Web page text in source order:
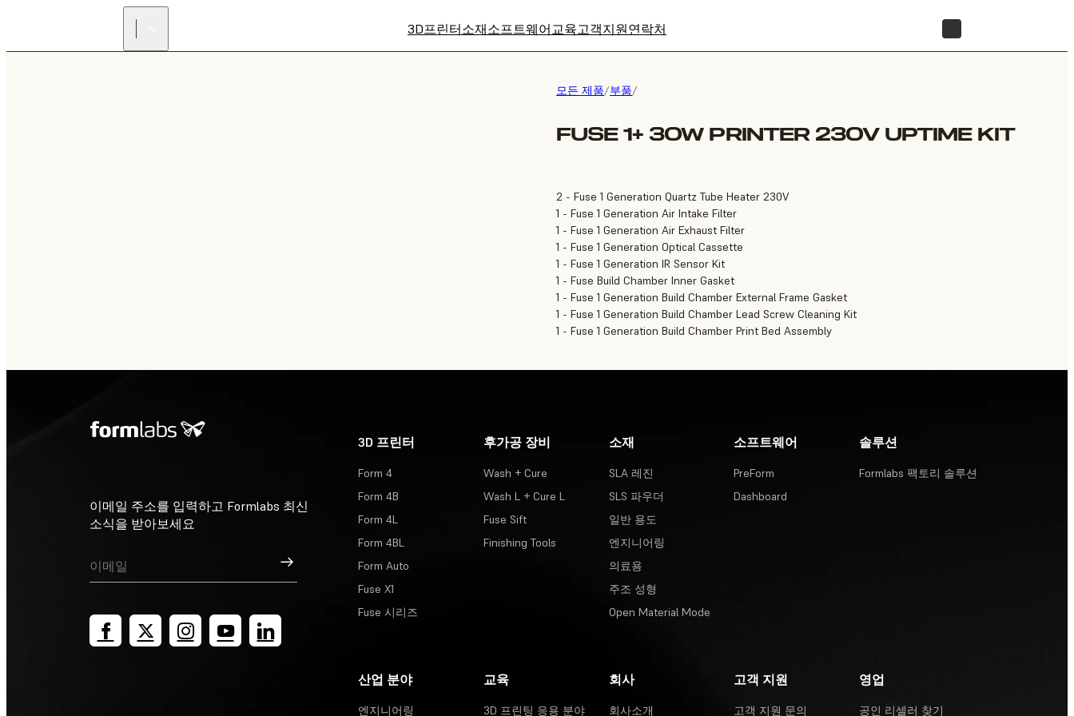
3D프린터소재소프트웨어교육고객지원연락처
모든 제품/부품/
FUSE 1+ 30W PRINTER 230V UPTIME KIT
2 - Fuse 1 Generation Quartz Tube Heater 230V
1 - Fuse 1 Generation Air Intake Filter
1 - Fuse 1 Generation Air Exhaust Filter
1 - Fuse 1 Generation Optical Cassette
1 - Fuse 1 Generation IR Sensor Kit
1 - Fuse Build Chamber Inner Gasket
1 - Fuse 1 Generation Build Chamber External Frame Gasket
1 - Fuse 1 Generation Build Chamber Lead Screw Cleaning Kit
1 - Fuse 1 Generation Build Chamber Print Bed Assembly
이메일 주소를 입력하고 Formlabs 최신
소식을 받아보세요
가입
3D 프린터
Form 4
Form 4B
Form 4L
Form 4BL
Form Auto
Fuse X1
Fuse 시리즈
후가공 장비
Wash + Cure
Wash L + Cure L
Fuse Sift
Finishing Tools
소재
SLA 레진
SLS 파우더
일반 용도
엔지니어링
의료용
주조 성형
Open Material Mode
소프트웨어
PreForm
Dashboard
솔루션
Formlabs 팩토리 솔루션
산업 분야
엔지니어링
교육
3D 프린팅 응용 분야
회사
회사소개
고객 지원
고객 지원 문의
영업
공인 리셀러 찾기